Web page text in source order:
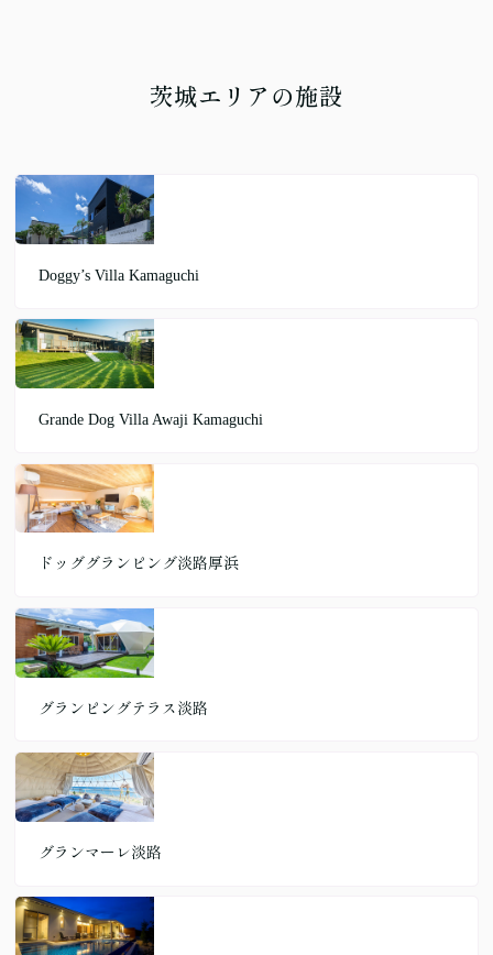
茨城エリアの施設
Doggy’s Villa Kamaguchi
Grande Dog Villa Awaji Kamaguchi
ドッググランピング淡路厚浜
グランピングテラス淡路
グランマーレ淡路